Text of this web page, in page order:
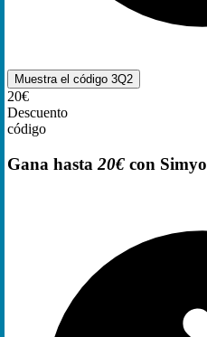
Muestra el código 3Q2
20€
Descuento
código
Gana hasta 20€ con Simyo